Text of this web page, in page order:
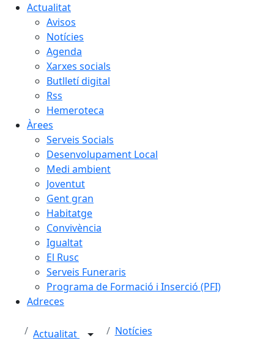
Actualitat
Avisos
Notícies
Agenda
Xarxes socials
Butlletí digital
Rss
Hemeroteca
Àrees
Serveis Socials
Desenvolupament Local
Medi ambient
Joventut
Gent gran
Habitatge
Convivència
Igualtat
El Rusc
Serveis Funeraris
Programa de Formació i Inserció (PFI)
Adreces
Actualitat Notícies